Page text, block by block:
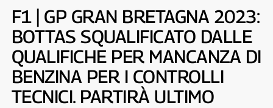
F1 | GP GRAN BRETAGNA 2023:
BOTTAS SQUALIFICATO DALLE
QUALIFICHE PER MANCANZA DI
BENZINA PER I CONTROLLI
TECNICI. PARTIRÀ ULTIMO